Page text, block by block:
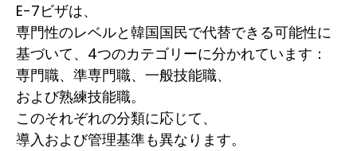
E-7ビザは、
専門性のレベルと韓国国民で代替できる可能性に
基づいて、4つのカテゴリーに分かれています：
専門職、準専門職、一般技能職、
および熟練技能職。
このそれぞれの分類に応じて、
導入および管理基準も異なります。